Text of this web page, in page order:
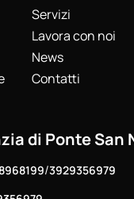
Servizi
Lavora con noi
News
Contatti
di Ponte San
/3929356979